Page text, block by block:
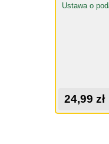
Ustawa o
24,99 zł